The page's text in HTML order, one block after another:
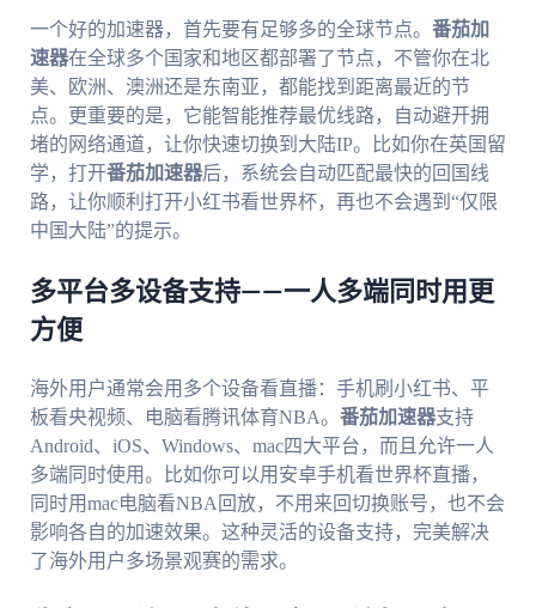
一个好的加速器，首先要有足够多的全球节点。 番茄加
速器在全球多个国家和地区都部署了节点，不管你在北
美、欧洲、澳洲还是东南亚，都能找到距离最近的节
点。更重要的是，它能智能推荐最优线路，自动避开拥
堵的网络通道，让你快速切换到大陆IP。比如你在英国留
学，打开番茄加速器后，系统会自动匹配最快的回国线
路，让你顺利打开小红书看世界杯，再也不会遇到“仅限
中国大陆”的提示。
多平台多设备支持——一人多端同时用更
方便
海外用户通常会用多个设备看直播：手机刷小红书、平
板看央视频、电脑看腾讯体育NBA。 番茄加速器支持
Android、iOS、Windows、mac四大平台，而且允许一人
多端同时使用。比如你可以用安卓手机看世界杯直播，
同时用mac电脑看NBA回放，不用来回切换账号，也不会
影响各自的加速效果。这种灵活的设备支持，完美解决
了海外用户多场景观赛的需求。